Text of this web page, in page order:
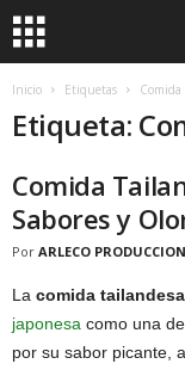
Inicio Etiquetas Comida
Etiqueta:
Comida
Sabores y
Por ARLECO
La comida tailandesa
japonesa como una
por su sabor picante,